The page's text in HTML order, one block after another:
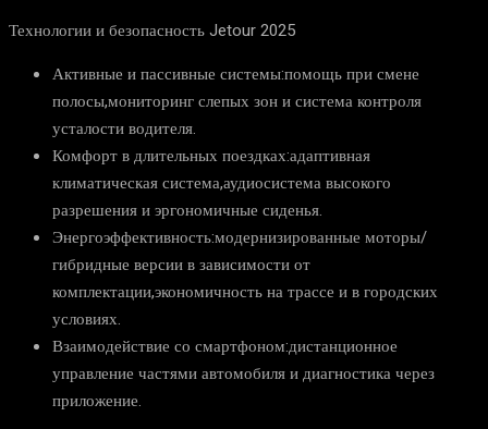
Технологии и безопасность Jetour 2025
Активные и пассивные системы:помощь при смене
полосы,мониторинг слепых зон и система контроля
усталости водителя.
Комфорт в длительных поездках:адаптивная
климатическая система,аудиосистема высокого
разрешения и эргономичные сиденья.
Энергоэффективность:модернизированные моторы/
гибридные версии в зависимости от
комплектации,экономичность на трассе и в городских
условиях.
Взаимодействие со смартфоном:дистанционное
управление частями автомобиля и диагностика через
приложение.